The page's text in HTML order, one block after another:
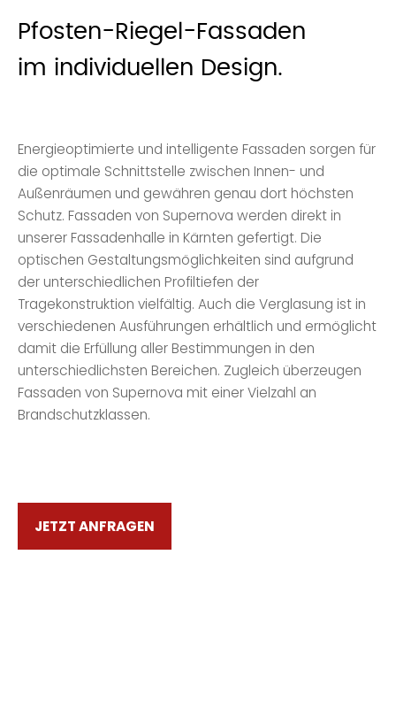
Pfosten-Riegel-Fassaden
im individuellen Design.
Energieoptimierte und intelligente Fassaden sorgen für
die optimale Schnittstelle zwischen Innen- und
Außenräumen und gewähren genau dort höchsten
Schutz. Fassaden von Supernova werden direkt in
unserer Fassadenhalle in Kärnten gefertigt. Die
optischen Gestaltungsmöglichkeiten sind aufgrund
der unterschiedlichen Profil­tiefen der
Tragekonstruktion vielfältig. Auch die Verglasung ist in
verschiedenen Aus­führungen erhältlich und ermöglicht
damit die Erfüllung aller Bestimmungen in den
unterschiedlichsten Bereichen. Zugleich überzeugen
Fassaden von Supernova mit einer Vielzahl an
Brandschutzklassen.
JETZT ANFRAGEN